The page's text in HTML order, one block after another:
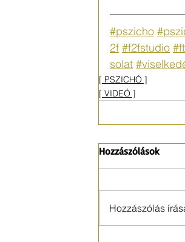
#pszicho
2f #f2fstudio
solat
[ PSZICHÓ ]
[ VIDEÓ ]
Hozzászólások
Hozzászólás